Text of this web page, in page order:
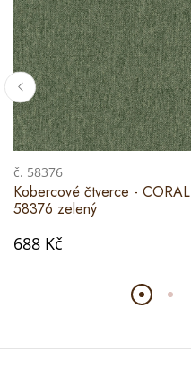
č. 58376
Kobercové čtverce - CORAL
58376 zelený
688 Kč